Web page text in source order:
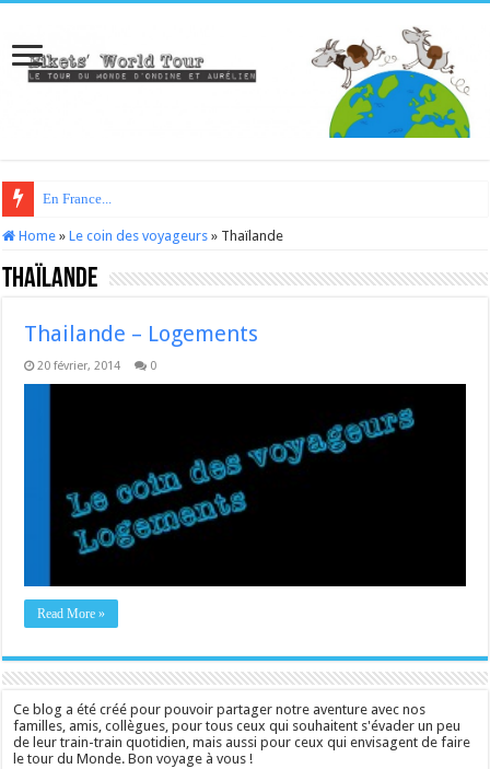
En France...
Home » Le coin des voyageurs » Thaïlande
Thaïlande
Thailande – Logements
20 février, 2014 0
Read More »
Ce blog a été créé pour pouvoir partager notre aventure avec nos
familles, amis, collègues, pour tous ceux qui souhaitent s'évader un peu
de leur train-train quotidien, mais aussi pour ceux qui envisagent de faire
le tour du Monde. Bon voyage à vous !